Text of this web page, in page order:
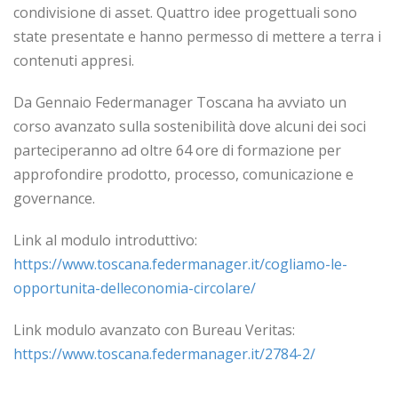
condivisione di asset. Quattro idee progettuali sono
state presentate e hanno permesso di mettere a terra i
contenuti appresi.
Da Gennaio Federmanager Toscana ha avviato un
corso avanzato sulla sostenibilità dove alcuni dei soci
parteciperanno ad oltre 64 ore di formazione per
approfondire prodotto, processo, comunicazione e
governance.
Link al modulo introduttivo:
https://www.toscana.federmanager.it/cogliamo-le-
opportunita-delleconomia-circolare/
Link modulo avanzato con Bureau Veritas:
https://www.toscana.federmanager.it/2784-2/